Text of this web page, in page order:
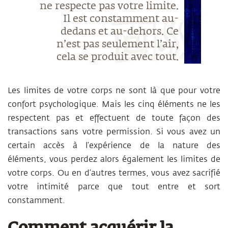
ne respecte pas votre limite.
Il est constamment au-
dedans et au-dehors. Ce
n’est pas seulement l’air,
cela se produit avec tout.
Les limites de votre corps ne sont là que pour votre
confort psychologique. Mais les cinq éléments ne les
respectent pas et effectuent de toute façon des
transactions sans votre permission. Si vous avez un
certain accès à l’expérience de la nature des
éléments, vous perdez alors également les limites de
votre corps. Ou en d’autres termes, vous avez sacrifié
votre intimité parce que tout entre et sort
constamment.